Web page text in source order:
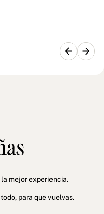
mejor experiencia.
para que vuelvas.